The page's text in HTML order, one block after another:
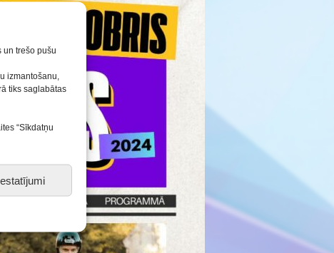
un trešo pušu
izmantošanu,
tiks saglabātas
“Sīkdatņu